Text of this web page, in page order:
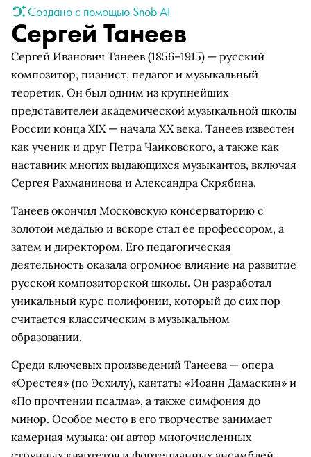
Создано с помощью Snob AI
Сергей Танеев
Сергей Иванович Танеев (1856–1915) — русский
композитор, пианист, педагог и музыкальный
теоретик. Он был одним из крупнейших
представителей академической музыкальной школы
России конца XIX — начала XX века. Танеев известен
как ученик и друг Петра Чайковского, а также как
наставник многих выдающихся музыкантов, включая
Сергея Рахманинова и Александра Скрябина.
Танеев окончил Московскую консерваторию с
золотой медалью и вскоре стал ее профессором, а
затем и директором. Его педагогическая
деятельность оказала огромное влияние на развитие
русской композиторской школы. Он разработал
уникальный курс полифонии, который до сих пор
считается классическим в музыкальном
образовании.
Среди ключевых произведений Танеева — опера
«Орестея» (по Эсхилу), кантаты «Иоанн Дамаскин» и
«По прочтении псалма», а также симфония до
минор. Особое место в его творчестве занимает
камерная музыка: он автор многочисленных